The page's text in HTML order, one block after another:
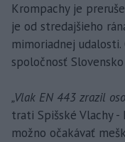
Krompachy je
je od stredajšieho
mimoriadnej
spoločnosť
„Vlak EN 443 zrazil
trati Spišské Vlachy
možno očakávať